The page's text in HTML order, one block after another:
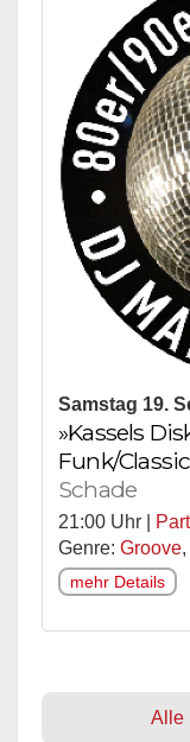
Samstag 19.
»Kassels
Funk/
Schade
21:00 Uhr |
Genre: Groove,
mehr Details
Alle